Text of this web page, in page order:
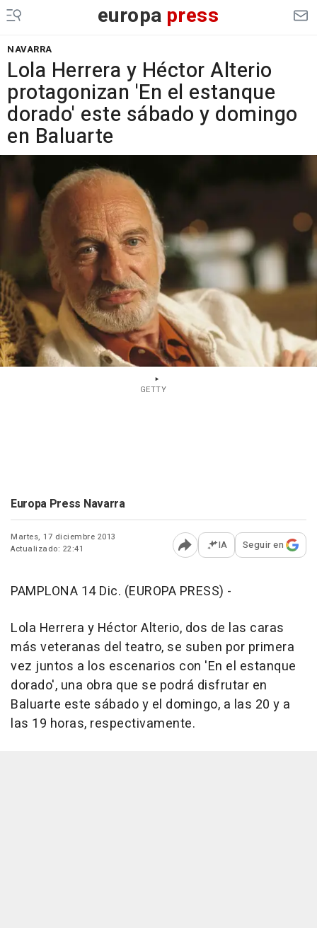
europa press
NAVARRA
Lola Herrera y Héctor Alterio
protagonizan 'En el estanque
dorado' este sábado y domingo
en Baluarte
GETTY
Europa Press Navarra
Martes, 17 diciembre 2013
Actualizado: 22:41
Abrir opciones para
IA Seguir en
PAMPLONA 14 Dic. (EUROPA PRESS) -
Lola Herrera y Héctor Alterio, dos de las caras
más veteranas del teatro, se suben por primera
vez juntos a los escenarios con 'En el estanque
dorado', una obra que se podrá disfrutar en
Baluarte este sábado y el domingo, a las 20 y a
las 19 horas, respectivamente.